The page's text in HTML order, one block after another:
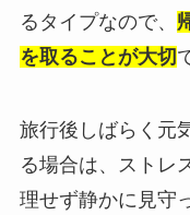
るタイプなので、
を取ることが大切
旅行後しばらく元
る場合は、ストレ
理せず静かに見守